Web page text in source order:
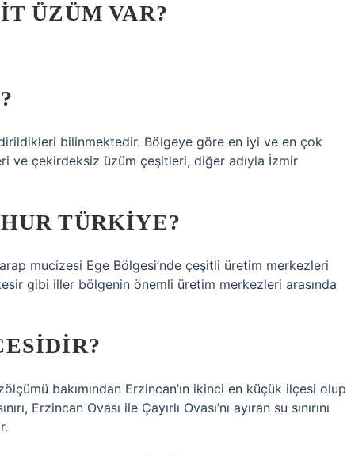
ÜZÜM VAR?
bilinmektedir. Bölgeye göre en iyi ve en çok
ve çekirdeksiz üzüm çeşitleri, diğer adıyla İzmir
TÜRKIYE?
mucizesi Ege Bölgesi’nde çeşitli üretim merkezleri
gibi iller bölgenin önemli üretim merkezleri arasında
bakımından Erzincan’ın ikinci en küçük ilçesi olup
Erzincan Ovası ile Çayırlı Ovası’nı ayıran su sınırını